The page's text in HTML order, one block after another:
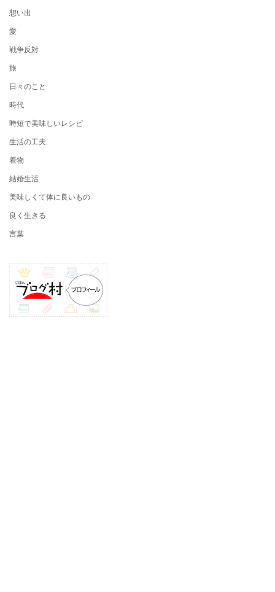
想い出
愛
戦争反対
旅
日々のこと
時代
時短で美味しいレシピ
生活の工夫
着物
結婚生活
美味しくて体に良いもの
良く生きる
言葉